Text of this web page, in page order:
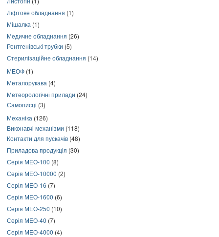
Ліфтове обладнання (1)
Мішалка (1)
Медичне обладнання (26)
Рентгенівські трубки (5)
Стерилізаційне обладнання (14)
МЕОФ (1)
Металорукава (4)
Метеорологічні прилади (24)
Самописці (3)
Механіка (126)
Виконавчі механізми (118)
Контакти для пускачів (48)
Приладова продукція (30)
Серія МЕО-100 (8)
Серія МЕО-10000 (2)
Серія МЕО-16 (7)
Серія МЕО-1600 (6)
Серія МЕО-250 (10)
Серія МЕО-40 (7)
Серія МЕО-4000 (4)